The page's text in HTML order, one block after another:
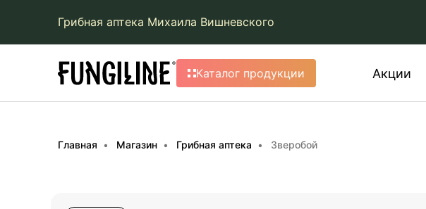
Грибная аптека Михаила Вишневского
Каталог продукции Акции
Главная Магазин Грибная аптека Зверобой